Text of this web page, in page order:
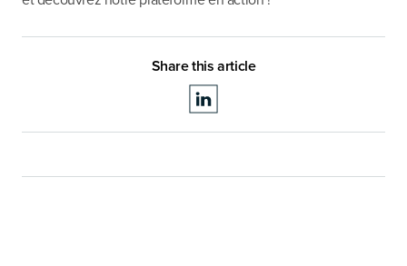
Share this article